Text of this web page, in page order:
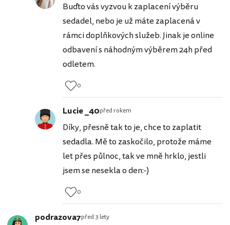
Buďto vás vyzvou k zaplacení výběru
sedadel, nebo je už máte zaplacená v
rámci doplňkových služeb. Jinak je online
odbavení s náhodným výběrem 24h před
odletem.
0
Lucie _40před rokem
Díky, přesně tak to je, chce to zaplatit
sedadla. Mě to zaskočilo, protože máme
let přes půlnoc, tak ve mně hrklo, jestli
jsem se nesekla o den:-)
0
podrazova7před 3 lety